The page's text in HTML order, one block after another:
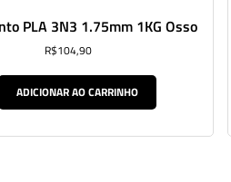
PLA 3N3 1.75mm 1KG Osso
R$104,90
ADICIONAR AO CARRINHO